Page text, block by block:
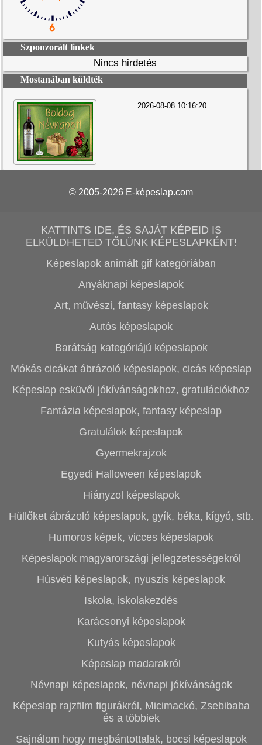
Szponzorált linkek
Nincs hirdetés
Mostanában küldték
2026-08-08 10:16:20
© 2005-2026 E-képeslap.com
KATTINTS IDE, ÉS SAJÁT KÉPEID IS
ELKÜLDHETED TŐLÜNK KÉPESLAPKÉNT!
Képeslapok animált gif kategóriában
Anyáknapi képeslapok
Art, művészi, fantasy képeslapok
Autós képeslapok
Barátság kategóriájú képeslapok
Mókás cicákat ábrázoló képeslapok, cicás képeslap
Képeslap esküvői jókívánságokhoz, gratulációkhoz
Fantázia képeslapok, fantasy képeslap
Gratulálok képeslapok
Gyermekrajzok
Egyedi Halloween képeslapok
Hiányzol képeslapok
Hüllőket ábrázoló képeslapok, gyík, béka, kígyó, stb.
Humoros képek, vicces képeslapok
Képeslapok magyarországi jellegzetességekről
Húsvéti képeslapok, nyuszis képeslapok
Iskola, iskolakezdés
Karácsonyi képeslapok
Kutyás képeslapok
Képeslap madarakról
Névnapi képeslapok, névnapi jókívánságok
Képeslap rajzfilm figurákról, Micimackó, Zsebibaba
és a többiek
Sajnálom hogy megbántottalak, bocsi képeslapok